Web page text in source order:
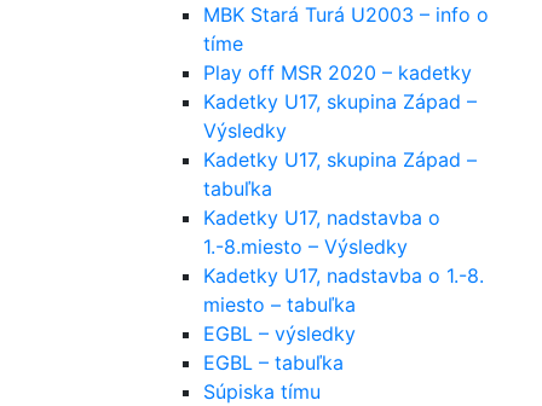
MBK Stará Turá U2003 – info o
tíme
Play off MSR 2020 – kadetky
Kadetky U17, skupina Západ –
Výsledky
Kadetky U17, skupina Západ –
tabuľka
Kadetky U17, nadstavba o
1.-8.miesto – Výsledky
Kadetky U17, nadstavba o 1.-8.
miesto – tabuľka
EGBL – výsledky
EGBL – tabuľka
Súpiska tímu